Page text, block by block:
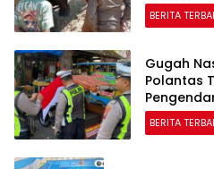
BERITA
Gugah
Polantas
BERITA